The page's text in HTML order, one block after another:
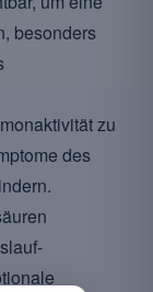
besonders
zu
des